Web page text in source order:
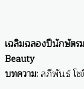
เฉลิมฉลองปีนักษัตร
Beauty
บทความ:ลภีพันธ์ โช